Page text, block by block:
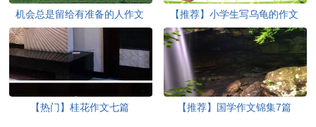
机会总是留给有准备的人作文
（通用7篇）
【推荐】小学生写乌龟的作文
400字汇编9篇
【热门】桂花作文七篇 【推荐】国学作文锦集7篇